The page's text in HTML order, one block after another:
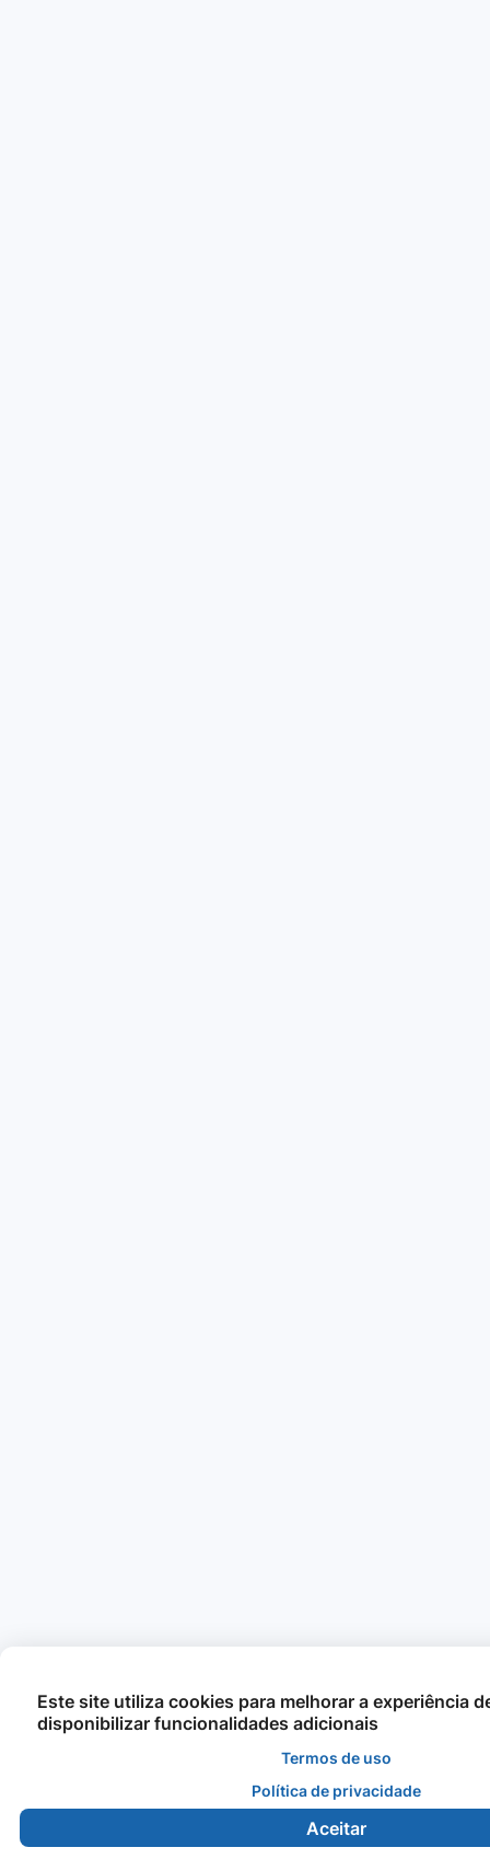
Este site utiliza cookies para melhorar a experiência
disponibilizar funcionalidades adicionais
Termos de uso
Política de privacidade
Aceitar